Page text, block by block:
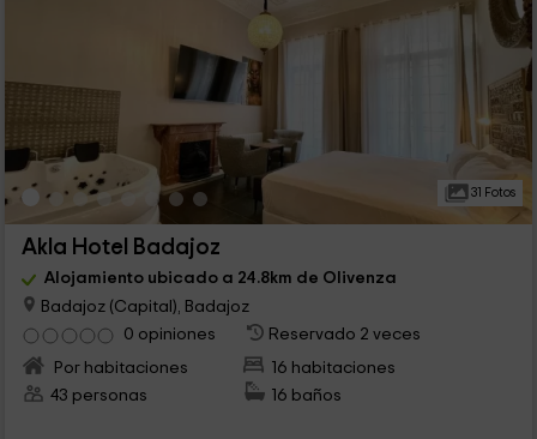
31 Fotos
Akla Hotel Badajoz
Alojamiento ubicado a 24.8km de Olivenza
Badajoz (Capital), Badajoz
0 opiniones
Reservado 2 veces
Por habitaciones
16 habitaciones
43 personas
16 baños